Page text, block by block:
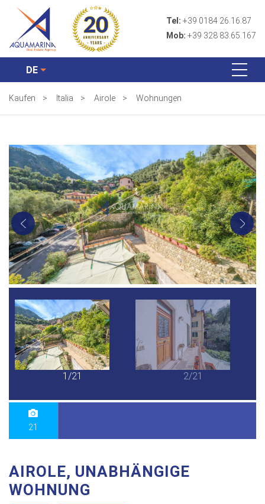
Tel: +39 0184 26.16.87
Mob: +39 328 83.65.167
DE
Kaufen > Italia > Airole > Wohnungen
1/21 2/21
21
AIROLE, UNABHÄNGIGE
WOHNUNG